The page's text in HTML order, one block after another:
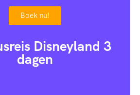
Boek nu!
Disneyland 3
dagen